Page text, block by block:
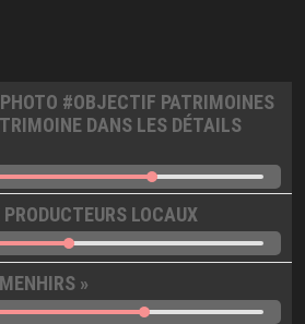
#OBJECTIF PATRIMOINES
DANS LES DÉTAILS
LOCAUX
»